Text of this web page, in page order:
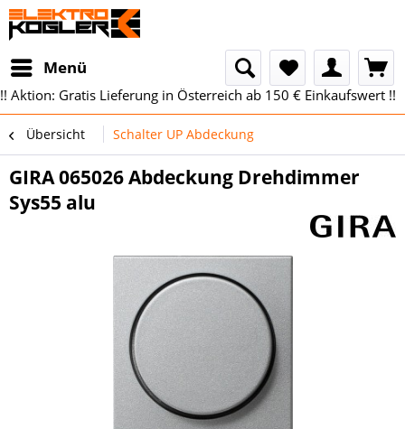
Menü
!! Aktion: Gratis Lieferung in Österreich ab 150 € Einkaufswert !!
Übersicht Schalter UP Abdeckung
GIRA 065026 Abdeckung Drehdimmer
Sys55 alu